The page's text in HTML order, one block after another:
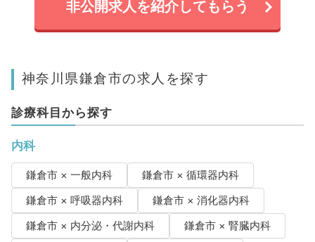
非公開求人を紹介してもらう
神奈川県鎌倉市の求人を探す
診療科目から探す
内科
鎌倉市 × 一般内科
鎌倉市 × 循環器内科
鎌倉市 × 呼吸器内科
鎌倉市 × 消化器内科
鎌倉市 × 内分泌・代謝内科
鎌倉市 × 腎臓内科